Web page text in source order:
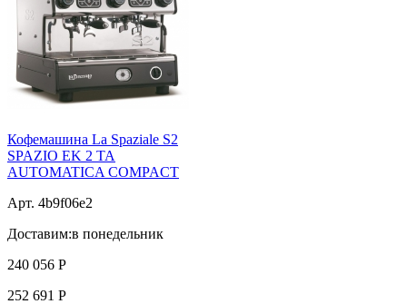
Кофемашина La Spaziale S2
SPAZIO ЕK 2 TA
AUTOMATICA COMPACT
Арт. 4b9f06e2
Доставим:в понедельник
240 056 Р
252 691 Р